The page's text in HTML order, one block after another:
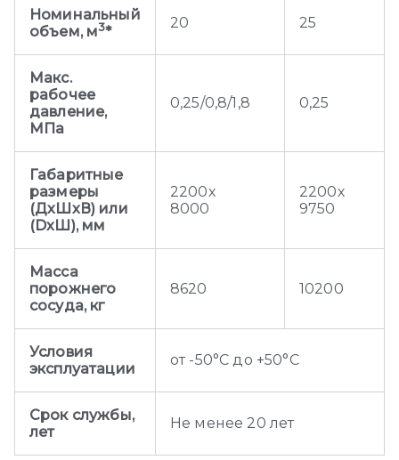
Номинальный
объем, м3*
20 25
Макс.
рабочее
давление,
МПа
0,25/0,8/1,8 0,25
Габаритные
размеры
(ДхШхВ) или
(DxШ), мм
2200х
8000
2200х
9750
Масса
порожнего
сосуда, кг
8620 10200
Условия
эксплуатации
от -50°С до +50°С
Срок службы,
лет
Не менее 20 лет